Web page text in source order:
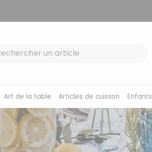
Art de la table Articles de cuisson Enfants